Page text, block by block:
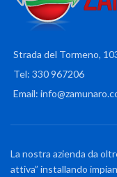
Strada del Tormeno,
Tel: 330 967206
Email:
La nostra azienda da
attiva” installando